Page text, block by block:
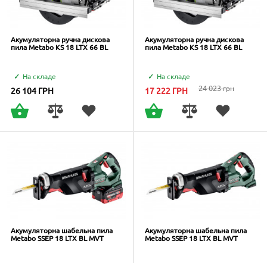
Акумуляторна ручна дискова
пила Metabo KS 18 LTX 66 BL
На складе
26 104 ГРН
Акумуляторна ручна дискова
пила Metabo KS 18 LTX 66 BL
На складе
17 222 ГРН 24 023грн
Акумуляторна шабельна пила
Metabo SSEP 18 LTX BL MVT
Акумуляторна шабельна пила
Metabo SSEP 18 LTX BL MVT